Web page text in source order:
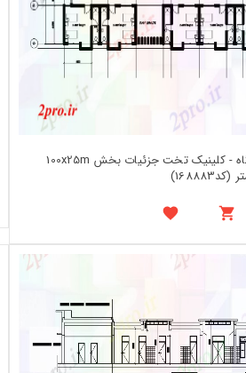
دانلود نقشه بیمارستان - درمانگاه - کلینیک تخت جزئیات بخش 100x25m